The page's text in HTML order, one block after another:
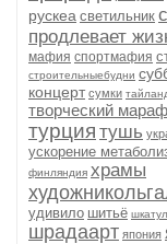
рускеа светильник
продлевает
мафия спортмафия
строительныебудни
концерт сумки
творческий
турция тушь
ускорение
финляндия храмы
удивило шитьё
шрадаарт япония